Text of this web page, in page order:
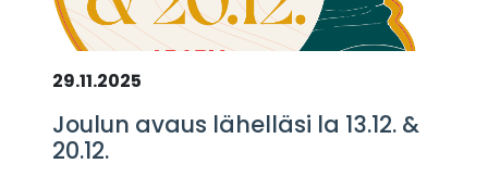
29.11.2025
Joulun avaus lähelläsi la 13.12. &
20.12.